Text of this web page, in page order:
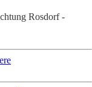
Rosdorf -